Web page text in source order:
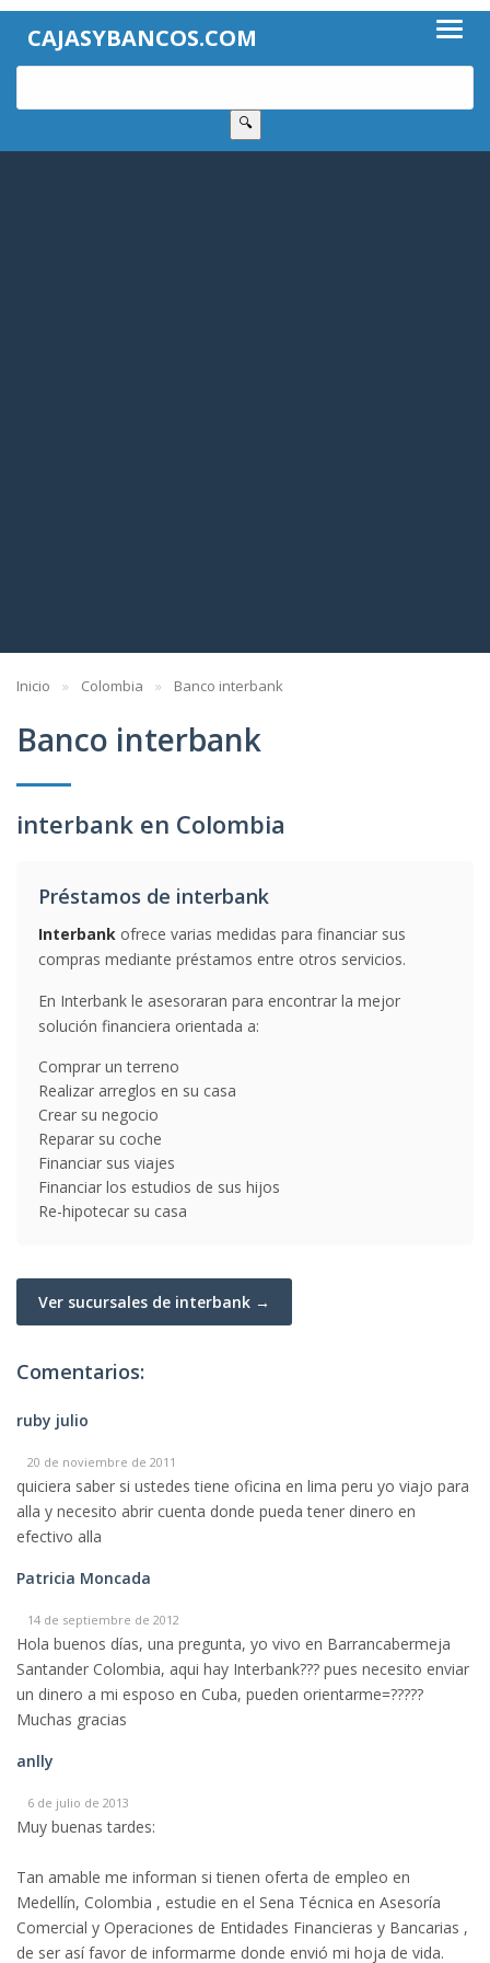
CAJASYBANCOS.COM
🔍
Inicio Colombia Banco interbank
Banco interbank
interbank en Colombia
Préstamos de interbank
Interbank ofrece varias medidas para financiar sus
compras mediante préstamos entre otros servicios.
En Interbank le asesoraran para encontrar la mejor
solución financiera orientada a:
Comprar un terreno
Realizar arreglos en su casa
Crear su negocio
Reparar su coche
Financiar sus viajes
Financiar los estudios de sus hijos
Re-hipotecar su casa
Ver sucursales de interbank →
Comentarios:
ruby julio
20 de noviembre de 2011
quiciera saber si ustedes tiene oficina en lima peru yo viajo para
alla y necesito abrir cuenta donde pueda tener dinero en
efectivo alla
Patricia Moncada
14 de septiembre de 2012
Hola buenos días, una pregunta, yo vivo en Barrancabermeja
Santander Colombia, aqui hay Interbank??? pues necesito enviar
un dinero a mi esposo en Cuba, pueden orientarme=?????
Muchas gracias
anlly
6 de julio de 2013
Muy buenas tardes:
Tan amable me informan si tienen oferta de empleo en
Medellín, Colombia , estudie en el Sena Técnica en Asesoría
Comercial y Operaciones de Entidades Financieras y Bancarias ,
de ser así favor de informarme donde envió mi hoja de vida.